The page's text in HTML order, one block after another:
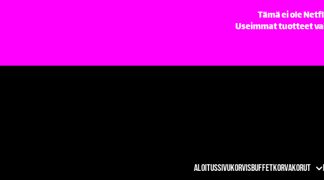
Tämä ei ole
Useimmat tuotteet
AloitussivuKorvisbuffetKorvakorut